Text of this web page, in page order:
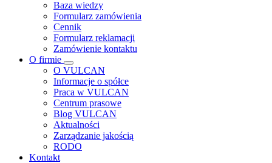
Baza wiedzy
Formularz zamówienia
Cennik
Formularz reklamacji
Zamówienie kontaktu
O firmie
O VULCAN
Informacje o spółce
Praca w VULCAN
Centrum prasowe
Blog VULCAN
Aktualności
Zarządzanie jakością
RODO
Kontakt